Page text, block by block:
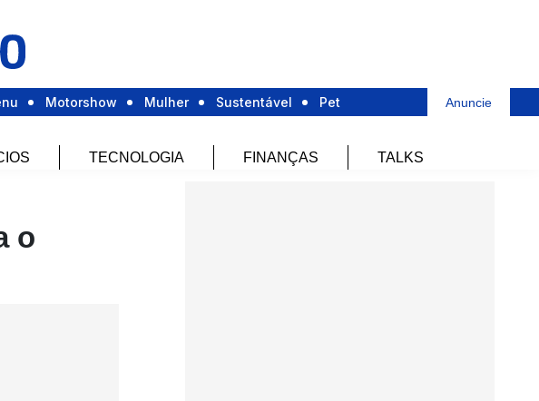
Motorshow Mulher Sustentável Pet Anuncie
TECNOLOGIA FINANÇAS TALKS
o